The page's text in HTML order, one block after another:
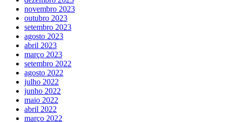
novembro 2023
outubro 2023
setembro 2023
agosto 2023
abril 2023
março 2023
setembro 2022
agosto 2022
julho 2022
junho 2022
maio 2022
abril 2022
março 2022